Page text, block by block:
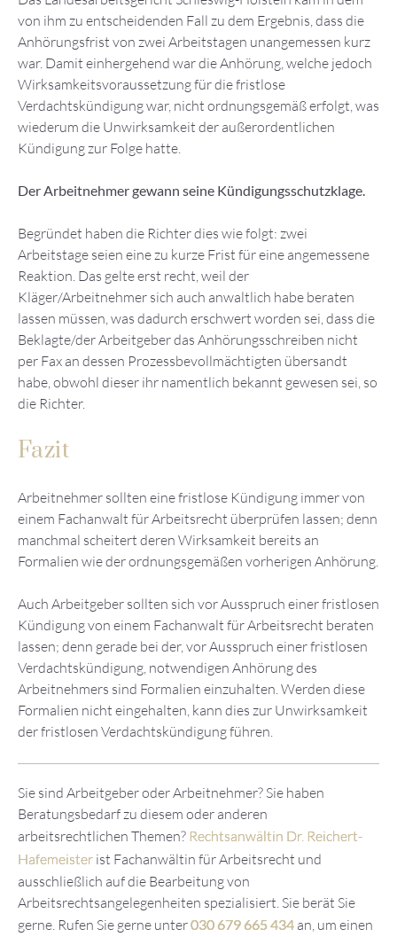
von ihm zu entscheidenden Fall zu dem Ergebnis, dass die
Anhörungsfrist von zwei Arbeitstagen unangemessen kurz
war. Damit einhergehend war die Anhörung, welche jedoch
Wirksamkeitsvoraussetzung für die fristlose
Verdachtskündigung war, nicht ordnungsgemäß erfolgt, was
wiederum die Unwirksamkeit der außerordentlichen
Kündigung zur Folge hatte.
Der Arbeitnehmer gewann seine Kündigungsschutzklage.
Begründet haben die Richter dies wie folgt: zwei
Arbeitstage seien eine zu kurze Frist für eine angemessene
Reaktion. Das gelte erst recht, weil der
Kläger/Arbeitnehmer sich auch anwaltlich habe beraten
lassen müssen, was dadurch erschwert worden sei, dass die
Beklagte/der Arbeitgeber das Anhörungsschreiben nicht
per Fax an dessen Prozessbevollmächtigten übersandt
habe, obwohl dieser ihr namentlich bekannt gewesen sei, so
die Richter.
Fazit
Arbeitnehmer sollten eine fristlose Kündigung immer von
einem Fachanwalt für Arbeitsrecht überprüfen lassen; denn
manchmal scheitert deren Wirksamkeit bereits an
Formalien wie der ordnungsgemäßen vorherigen Anhörung.
Auch Arbeitgeber sollten sich vor Ausspruch einer fristlosen
Kündigung von einem Fachanwalt für Arbeitsrecht beraten
lassen; denn gerade bei der, vor Ausspruch einer fristlosen
Verdachtskündigung, notwendigen Anhörung des
Arbeitnehmers sind Formalien einzuhalten. Werden diese
Formalien nicht eingehalten, kann dies zur Unwirksamkeit
der fristlosen Verdachtskündigung führen.
Sie sind Arbeitgeber oder Arbeitnehmer? Sie haben
Beratungsbedarf zu diesem oder anderen
arbeitsrechtlichen Themen? Rechtsanwältin Dr. Reichert-
Hafemeister ist Fachanwältin für Arbeitsrecht und
ausschließlich auf die Bearbeitung von
Arbeitsrechtsangelegenheiten spezialisiert. Sie berät Sie
gerne. Rufen Sie gerne unter030 679 665 434 an, um einen